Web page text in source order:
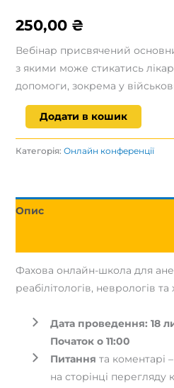
250,00 ₴
Вебінар присвячений
з якими може стикатись
допомоги, зокрема у
Musculoskeletal
pain
course:
кількість
Додати в кошик
Категорія:Онлайн конференції
Опис
Фахова онлайн-школа для
реабілітологів, неврологів та
Дата проведення: 18
Початок о 11:00
Питання та коментарі
на сторінці перегляду